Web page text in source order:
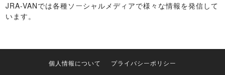
JRA-VANでは各種ソーシャルメディアで様々な情報を発信して
います。
個人情報について
プライバシーポリシー